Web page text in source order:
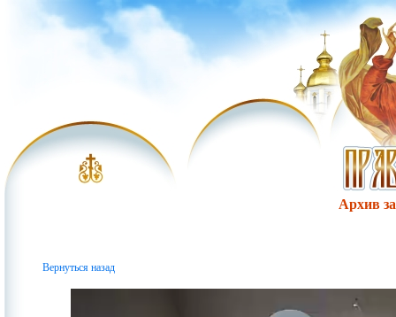
Архив
Вернуться назад